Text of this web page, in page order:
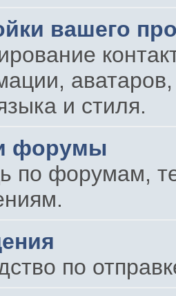
вашего
и стиля.
форумы
по форумам,
по